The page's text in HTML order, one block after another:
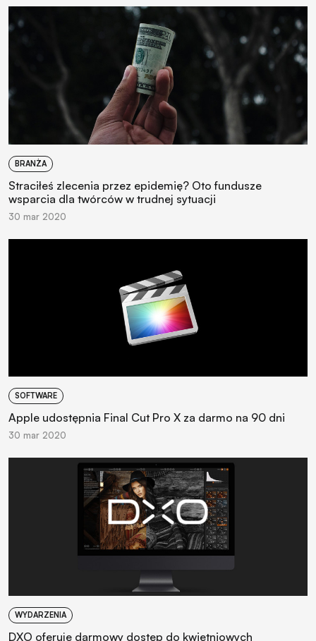
BRANŻA
Straciłeś zlecenia przez epidemię? Oto fundusze
wsparcia dla twórców w trudnej sytuacji
30 mar 2020
SOFTWARE
Apple udostępnia Final Cut Pro X za darmo na 90 dni
30 mar 2020
WYDARZENIA
DXO oferuje darmowy dostęp do kwietniowych